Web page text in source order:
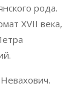
рода.
XVII века,